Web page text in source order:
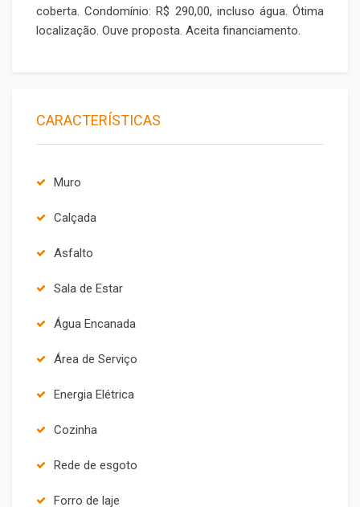
coberta. Condomínio: R$ 290,00, incluso água. Ótima
localização. Ouve proposta. Aceita financiamento.
CARACTERÍSTICAS
Muro
Calçada
Asfalto
Sala de Estar
Água Encanada
Área de Serviço
Energia Elétrica
Cozinha
Rede de esgoto
Forro de laje